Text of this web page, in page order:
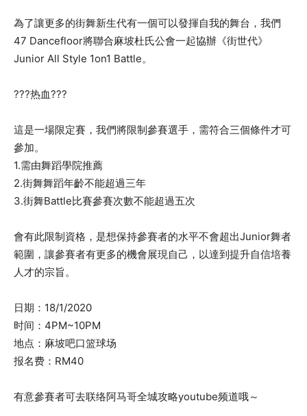
為了讓更多的街舞新生代有一個可以發揮自我的舞台，我們
47 Dancefloor將聯合麻坡杜氏公會一起協辦《街世代》
Junior All Style 1on1 Battle。
???热血???
這是一場限定賽，我們將限制參賽選手，需符合三個條件才可
參加。
1.需由舞蹈學院推薦
2.街舞舞蹈年齡不能超過三年
3.街舞Battle比賽參賽次數不能超過五次
會有此限制資格，是想保持參賽者的水平不會超出Junior舞者
範圍，讓參賽者有更多的機會展現自己，以達到提升自信培養
人才的宗旨。
日期：18/1/2020
时间：4PM~10PM
地点：麻坡吧口篮球场
报名费：RM40
有意參賽者可去联络阿马哥全城攻略youtube频道哦～